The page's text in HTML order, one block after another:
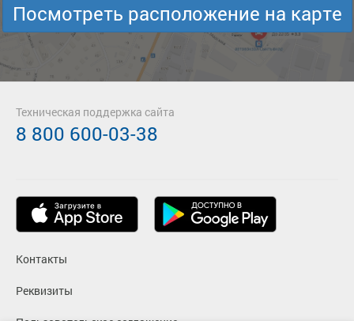
Посмотреть расположение на карте
Контакты
Реквизиты
Техническая поддержка сайта
8 800 600-03-38